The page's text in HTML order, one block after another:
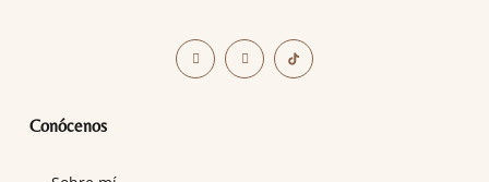
Conócenos